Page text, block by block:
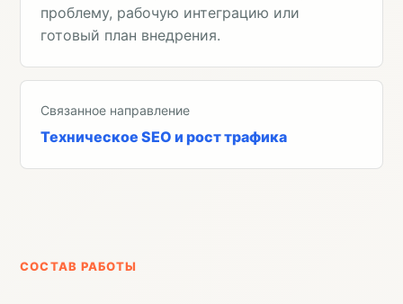
проблему, рабочую интеграцию или
готовый план внедрения.
Связанное направление
Техническое SEO и рост трафика
СОСТАВ РАБОТЫ